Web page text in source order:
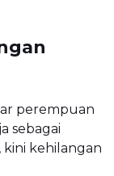
perempuan
sebagai
kehilangan